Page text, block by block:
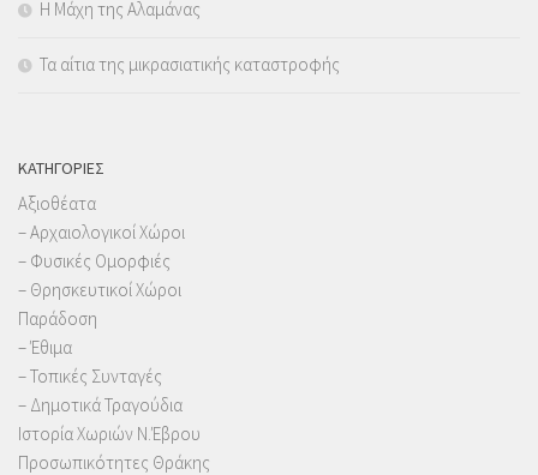
Η Μάχη της Αλαμάνας
Τα αίτια της μικρασιατικής καταστροφής
KΑΤΗΓΟΡΊΕΣ
Αξιοθέατα
– Αρχαιολογικοί Χώροι
– Φυσικές Ομορφιές
– Θρησκευτικοί Χώροι
Παράδοση
– Έθιμα
– Τοπικές Συνταγές
– Δημοτικά Τραγούδια
Ιστορία Χωριών Ν.Έβρου
Προσωπικότητες Θράκης